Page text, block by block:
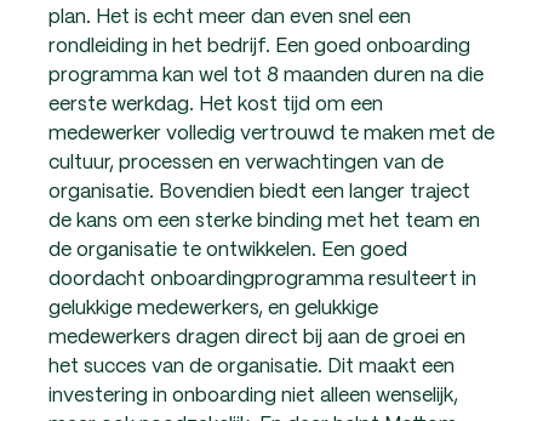
plan. Het is echt meer dan even snel een
rondleiding in het bedrijf. Een goed onboarding
programma kan wel tot 8 maanden duren na die
eerste werkdag. Het kost tijd om een
medewerker volledig vertrouwd te maken met de
cultuur, processen en verwachtingen van de
organisatie. Bovendien biedt een langer traject
de kans om een sterke binding met het team en
de organisatie te ontwikkelen. Een goed
doordacht onboardingprogramma resulteert in
gelukkige medewerkers, en gelukkige
medewerkers dragen direct bij aan de groei en
het succes van de organisatie. Dit maakt een
investering in onboarding niet alleen wenselijk,